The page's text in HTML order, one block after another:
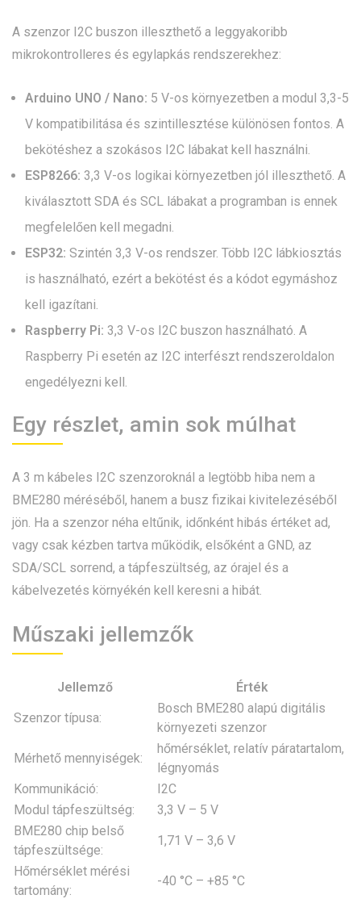
A szenzor I2C buszon illeszthető a leggyakoribb
mikrokontrolleres és egylapkás rendszerekhez:
Arduino UNO / Nano: 5 V-os környezetben a modul 3,3-5
V kompatibilitása és szintillesztése különösen fontos. A
bekötéshez a szokásos I2C lábakat kell használni.
ESP8266: 3,3 V-os logikai környezetben jól illeszthető. A
kiválasztott SDA és SCL lábakat a programban is ennek
megfelelően kell megadni.
ESP32: Szintén 3,3 V-os rendszer. Több I2C lábkiosztás
is használható, ezért a bekötést és a kódot egymáshoz
kell igazítani.
Raspberry Pi: 3,3 V-os I2C buszon használható. A
Raspberry Pi esetén az I2C interfészt rendszeroldalon
engedélyezni kell.
Egy részlet, amin sok múlhat
A 3 m kábeles I2C szenzoroknál a legtöbb hiba nem a
BME280 méréséből, hanem a busz fizikai kivitelezéséből
jön. Ha a szenzor néha eltűnik, időnként hibás értéket ad,
vagy csak kézben tartva működik, elsőként a GND, az
SDA/SCL sorrend, a tápfeszültség, az órajel és a
kábelvezetés környékén kell keresni a hibát.
Műszaki jellemzők
Jellemző
Érték
Szenzor típusa:
Bosch BME280 alapú digitális
környezeti szenzor
Mérhető mennyiségek:
hőmérséklet, relatív páratartalom,
légnyomás
Kommunikáció:
I2C
Modul tápfeszültség:
3,3 V – 5 V
BME280 chip belső
tápfeszültsége:
1,71 V – 3,6 V
Hőmérséklet mérési
tartomány:
-40 °C – +85 °C